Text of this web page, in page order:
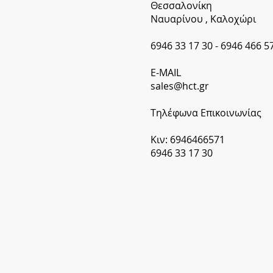
Θεσσαλονίκη
Ναυαρίνου , Καλοχώρι
6946 33 17 30 - 6946 466
​E-MAIL
sales@hct.gr
Tηλέφωνα Επικοινωνίας
Κιν: 6946466571
6946 33 17 30